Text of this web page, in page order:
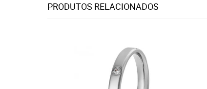
PRODUTOS RELACIONADOS